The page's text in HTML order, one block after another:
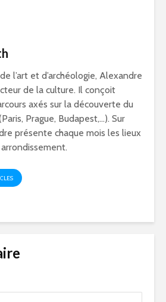
l’art et d’archéologie, Alexandre
de la culture. Il conçoit
axés sur la découverte du
Prague, Budapest,…). Sur
présente chaque mois les lieux